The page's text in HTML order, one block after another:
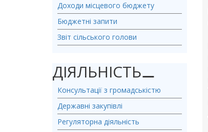
Доходи місцевого бюджету
Бюджетні запити
Звіт сільського голови
ДІЯЛЬНІСТЬ⚊
Консультації з громадськістю
Державні закупівлі
Регуляторна діяльність